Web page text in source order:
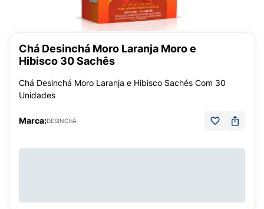
Chá Desinchá Moro Laranja Moro e
Hibisco 30 Sachês
Chá Desinchá Moro Laranja e Hibisco Sachés Com 30
Unidades
Marca:DESINCHÁ